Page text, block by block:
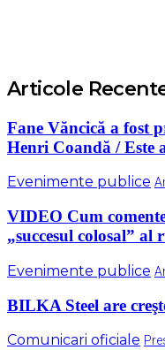
Articole
Fane Văncică a fost
Henri Coandă / Este
Evenimente publice
VIDEO Cum
„succesul colosal” al
Evenimente publice
BILKA Steel are
Comunicari oficiale